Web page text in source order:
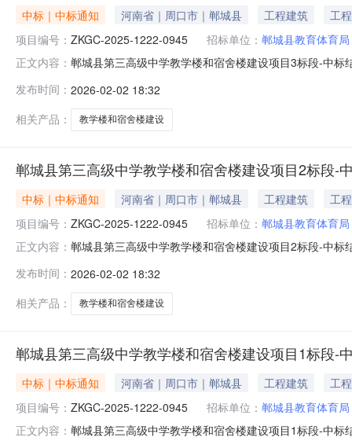
中标｜中标通知 河南省｜周口市｜郸城县 工程建筑
工程
项目编号： ZKGC-2025-1222-0945 招标单位： 郸城县教育体育局
正文内容： 郸城县第三高级中学教学楼和宿舍楼建设项目3标段-中
公告项目名称郸城县第三高级中学教学楼和宿舍楼建设
2026年01月30
发布时间： 2026-02-02 18:32
相关产品：
教学楼和宿舍楼建设
郸城县第三高级中学教学楼和宿舍楼建设项目2标段-
中标｜中标通知 河南省｜周口市｜郸城县 工程建筑
工程
项目编号： ZKGC-2025-1222-0945 招标单位： 郸城县教育体育局
正文内容： 郸城县第三高级中学教学楼和宿舍楼建设项目2标段-中
公告项目名称郸城县第三高级中学教学楼和宿舍楼建设
2026年01月30
发布时间： 2026-02-02 18:32
相关产品：
教学楼和宿舍楼建设
郸城县第三高级中学教学楼和宿舍楼建设项目1标段-
中标｜中标通知 河南省｜周口市｜郸城县 工程建筑
工程
项目编号： ZKGC-2025-1222-0945 招标单位： 郸城县教育体育局
正文内容： 郸城县第三高级中学教学楼和宿舍楼建设项目1标段-中